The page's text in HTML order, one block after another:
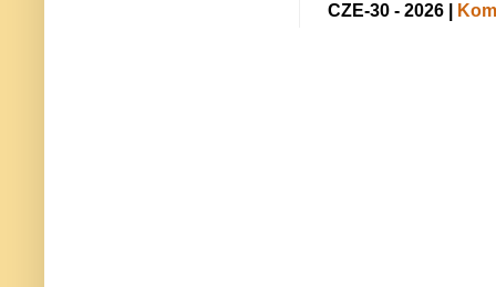
CZE-30 - 2026 |